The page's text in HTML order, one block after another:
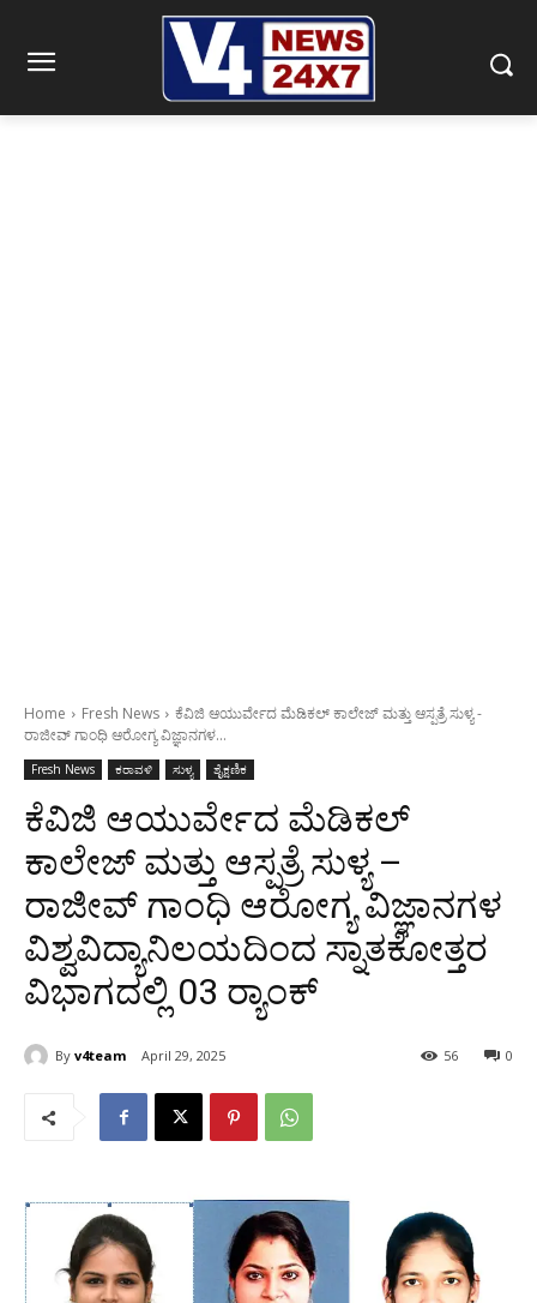
Home Fresh News
ಕೆವಿಜಿ ಆಯುರ್ವೇದ ಮೆಡಿಕಲ್ ಕಾಲೇಜ್ ಮತ್ತು ಆಸ್ಪತ್ರೆ ಸುಳ್ಯ -
ರಾಜೀವ್ ಗಾಂಧಿ ಆರೋಗ್ಯ ವಿಜ್ಞಾನಗಳ...
Fresh News ಕರಾವಳಿ ಸುಳ್ಯ ಶೈಕ್ಷಣಿಕ
ಕೆವಿಜಿ ಆಯುರ್ವೇದ ಮೆಡಿಕಲ್
ಕಾಲೇಜ್ ಮತ್ತು ಆಸ್ಪತ್ರೆ ಸುಳ್ಯ –
ರಾಜೀವ್ ಗಾಂಧಿ ಆರೋಗ್ಯ ವಿಜ್ಞಾನಗಳ
ವಿಶ್ವವಿದ್ಯಾನಿಲಯದಿಂದ ಸ್ನಾತಕೋತ್ತರ
ವಿಭಾಗದಲ್ಲಿ 03 ರ್‍ಯಾಂಕ್
By v4team April 29, 2025 0
56